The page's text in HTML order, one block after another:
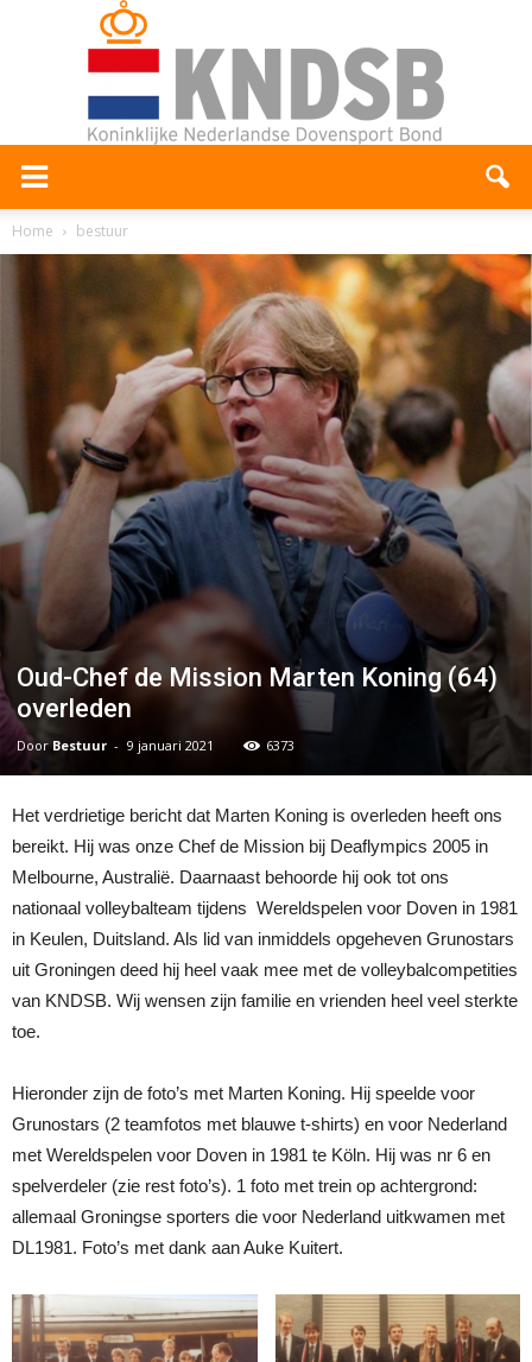
Home bestuur
Oud-Chef de Mission Marten Koning (64)
overleden
Door Bestuur - 9 januari 2021 6373
Het verdrietige bericht dat Marten Koning is overleden heeft ons
bereikt. Hij was onze Chef de Mission bij Deaflympics 2005 in
Melbourne, Australië. Daarnaast behoorde hij ook tot ons
nationaal volleybalteam tijdens Wereldspelen voor Doven in 1981
in Keulen, Duitsland. Als lid van inmiddels opgeheven Grunostars
uit Groningen deed hij heel vaak mee met de volleybalcompetities
van KNDSB. Wij wensen zijn familie en vrienden heel veel sterkte
toe.
Hieronder zijn de foto’s met Marten Koning. Hij speelde voor
Grunostars (2 teamfotos met blauwe t-shirts) en voor Nederland
met Wereldspelen voor Doven in 1981 te Köln. Hij was nr 6 en
spelverdeler (zie rest foto’s). 1 foto met trein op achtergrond:
allemaal Groningse sporters die voor Nederland uitkwamen met
DL1981. Foto’s met dank aan Auke Kuitert.